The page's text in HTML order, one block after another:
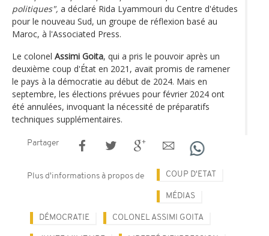
politiques", a déclaré Rida Lyammouri du Centre d'études
pour le nouveau Sud, un groupe de réflexion basé au
Maroc, à l'Associated Press.
Le colonel Assimi Goita, qui a pris le pouvoir après un
deuxième coup d'État en 2021, avait promis de ramener
le pays à la démocratie au début de 2024. Mais en
septembre, les élections prévues pour février 2024 ont
été annulées, invoquant la nécessité de préparatifs
techniques supplémentaires.
Partager
Plus d'informations à propos de COUP D'ETAT
MÉDIAS
DÉMOCRATIE COLONEL ASSIMI GOITA